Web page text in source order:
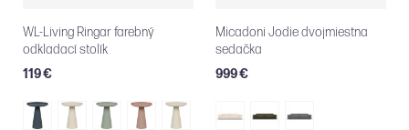
WL-Living Ringar farebný
odkladací stolík
119 €
Micadoni Jodie dvojmiestna
sedačka
999 €